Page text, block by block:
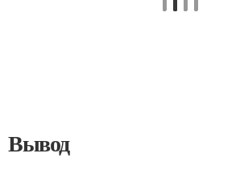
Вывод